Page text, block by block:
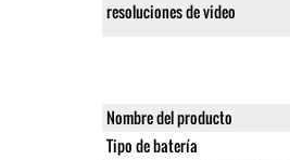
resoluciones de video
Nombre del producto
Tipo de batería